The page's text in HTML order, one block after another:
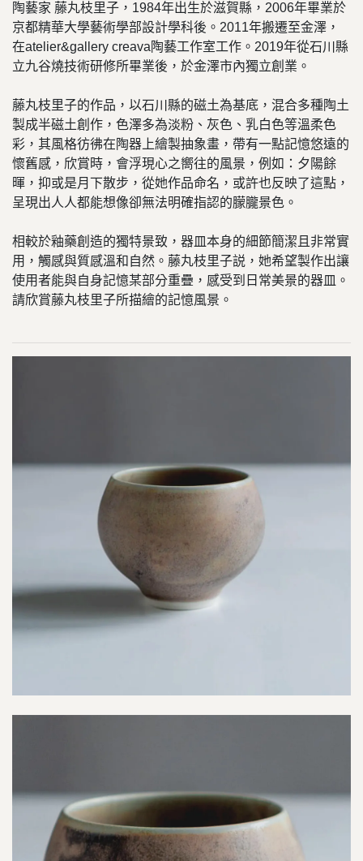
陶藝家 藤丸枝里子，1984年出生於滋賀縣，2006年畢業於
京都精華大學藝術學部設計學科後。2011年搬遷至金澤，
在atelier&gallery creava陶藝工作室工作。2019年從石川縣
立九谷燒技術研修所畢業後，於金澤市內獨立創業。
藤丸枝里子的作品，以石川縣的磁土為基底，混合多種陶土
製成半磁土創作，色澤多為淡粉、灰色、乳白色等溫柔色
彩，其風格彷彿在陶器上繪製抽象畫，帶有一點記憶悠遠的
懷舊感，欣賞時，會浮現心之嚮往的風景，例如：夕陽餘
暉，抑或是月下散步，從她作品命名，或許也反映了這點，
呈現出人人都能想像卻無法明確指認的朦朧景色。
相較於釉藥創造的獨特景致，器皿本身的細節簡潔且非常實
用，觸感與質感溫和自然。藤丸枝里子説，她希望製作出讓
使用者能與自身記憶某部分重疊，感受到日常美景的器皿。
請欣賞藤丸枝里子所描繪的記憶風景。